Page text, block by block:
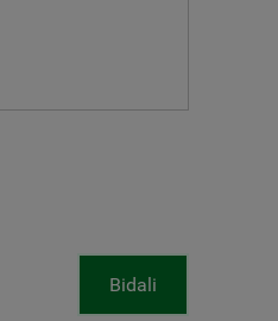
Bidali